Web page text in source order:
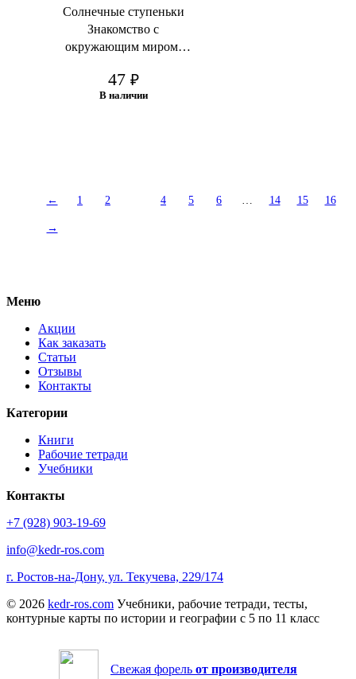
Солнечные ступеньки
Знакомство с
окружающим миром.
Часть 2
47 ₽
В наличии
← 1 2 4 5 6 14 15 16
→
Меню
Акции
Как заказать
Статьи
Отзывы
Контакты
Категории
Книги
Рабочие тетради
Учебники
Контакты
+7 (928) 903-19-69
info@kedr-ros.com
г. Ростов-на-Дону, ул. Текучева, 229/174
© 2026 kedr-ros.com Учебники, рабочие тетради, тесты,
контурные карты по истории и географии с 5 по 11 класс
Свежая форель от производителя